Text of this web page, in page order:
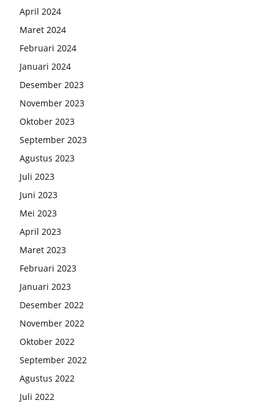
April 2024
Maret 2024
Februari 2024
Januari 2024
Desember 2023
November 2023
Oktober 2023
September 2023
Agustus 2023
Juli 2023
Juni 2023
Mei 2023
April 2023
Maret 2023
Februari 2023
Januari 2023
Desember 2022
November 2022
Oktober 2022
September 2022
Agustus 2022
Juli 2022